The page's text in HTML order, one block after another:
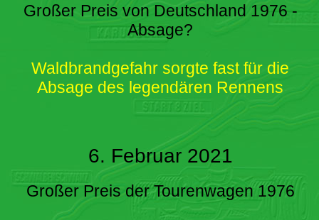
Großer Preis von Deutschland 1976 -
Absage?
Waldbrandgefahr sorgte fast für die
Absage des legendären Rennens
6. Februar 2021
Großer Preis der Tourenwagen 1976